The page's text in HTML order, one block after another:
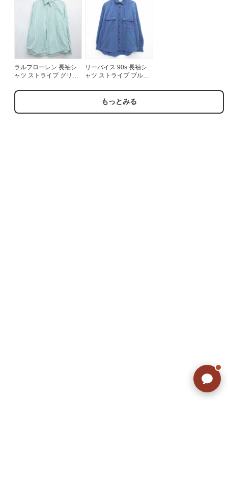
ラルフローレン 長袖シ
ャツ ストライプ グリー
リーバイス 90s 長袖シ
ャツ ストライプ ブルー
もっとみる